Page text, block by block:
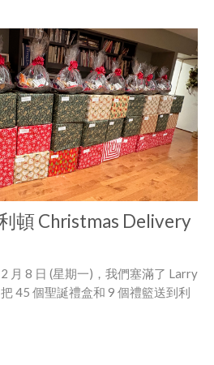
頓 Christmas Delivery
月 8 日 (星期一)，我們塞滿了 Larry
45 個聖誕禮盒和 9 個禮籃送到利